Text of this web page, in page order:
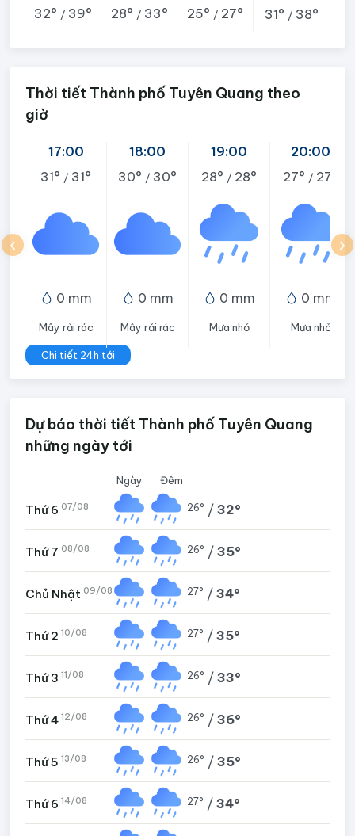
32° / 39° 28° / 33° 25° / 27° 31° / 38°
Thời tiết Thành phố Tuyên Quang theo
giờ
17:00
31° / 31°
0 mm
Mây rải rác
18:00
30° / 30°
0 mm
Mây rải rác
19:00
28° / 28°
0 mm
Mưa nhỏ
20:00
27° / 27°
0 mm
Mưa nhỏ
Chi tiết 24h tới
Dự báo thời tiết Thành phố Tuyên Quang
những ngày tới
Ngày Đêm
Thứ 6 07/08 26° / 32°
Thứ 7 08/08 26° / 35°
Chủ Nhật 09/08 27° / 34°
Thứ 2 10/08 27° / 35°
Thứ 3 11/08 26° / 33°
Thứ 4 12/08 26° / 36°
Thứ 5 13/08 26° / 35°
Thứ 6 14/08 27° / 34°